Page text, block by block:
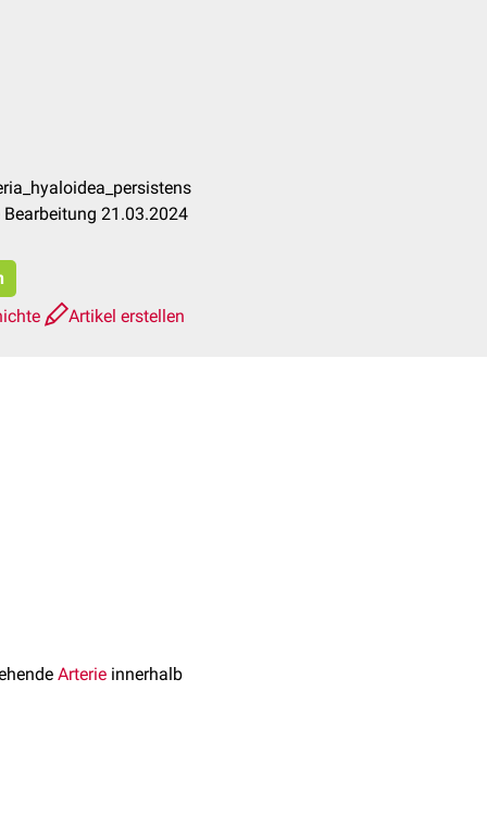
21.03.2024
Artikel erstellen
Arterie innerhalb